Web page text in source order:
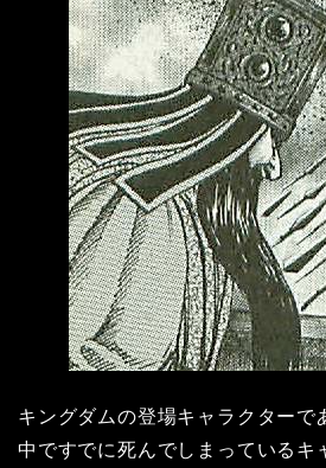
キングダムの登場キャラクターで
中ですでに死んでしまっているキ